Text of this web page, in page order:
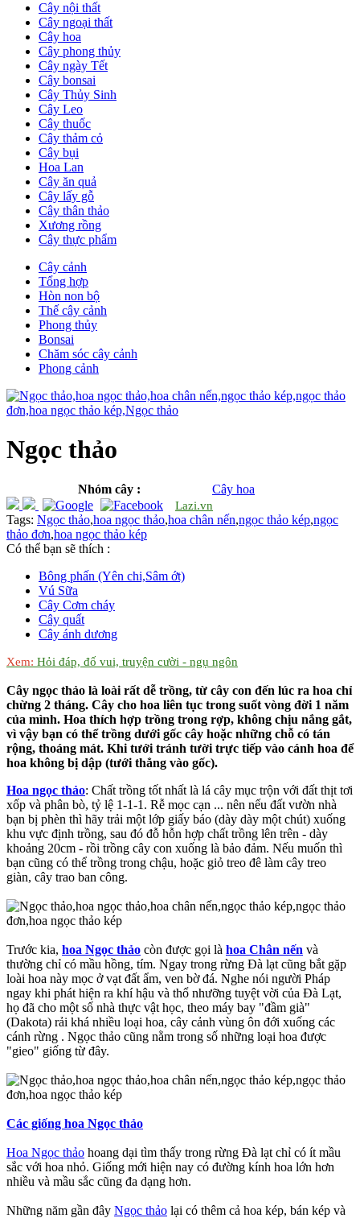
Cây nội thất
Cây ngoại thất
Cây hoa
Cây phong thủy
Cây ngày Tết
Cây bonsai
Cây Thủy Sinh
Cây Leo
Cây thuốc
Cây thảm cỏ
Cây bụi
Hoa Lan
Cây ăn quả
Cây lấy gỗ
Cây thân thảo
Xương rồng
Cây thực phẩm
Cây cảnh
Tổng hợp
Hòn non bộ
Thế cây cảnh
Phong thủy
Bonsai
Chăm sóc cây cảnh
Phong cảnh
Ngọc thảo
Nhóm cây : Cây hoa
Lazi.vn
Tags: Ngọc thảo,hoa ngọc thảo,hoa chân nến,ngọc thảo kép,ngọc
thảo đơn,hoa ngọc thảo kép
Có thể bạn sẽ thích :
Bông phấn (Yên chi,Sâm ớt)
Vú Sữa
Cây Cơm cháy
Cây quất
Cây ánh dương
Xem: Hỏi đáp, đố vui, truyện cười - ngụ ngôn
Cây ngọc thảo là loài rất dễ trồng, từ cây con đến lúc ra hoa chỉ
chừng 2 tháng. Cây cho hoa liên tục trong suốt vòng đời 1 năm
của mình. Hoa thích hợp trồng trong rợp, không chịu nắng gắt,
vì vậy bạn có thể trồng dưới gốc cây hoặc những chỗ có tán
rộng, thoáng mát. Khi tưới tránh tười trực tiếp vào cánh hoa để
hoa không bị dập (tưới thẳng vào gốc).
Hoa ngọc thảo: Chất trồng tốt nhất là lá cây mục trộn với đất thịt tơi
xốp và phân bò, tỷ lệ 1-1-1. Rễ mọc cạn ... nên nếu đất vườn nhà
bạn bị phèn thì hãy trải một lớp giấy báo (dày dày một chút) xuống
khu vực định trồng, sau đó đỗ hỗn hợp chất trồng lên trên - dày
khoảng 20cm - rồi trồng cây con xuống là bảo đảm. Nếu muốn thì
bạn cũng có thể trồng trong chậu, hoặc giỏ treo đê làm cây treo
giàn, cây trao ban công.
Trước kia, hoa Ngọc thảo còn được gọi là hoa Chân nến và
thường chỉ có mầu hồng, tím. Ngay trong rừng Đà lạt cũng bắt gặp
loài hoa này mọc ở vạt đất ẩm, ven bờ đá. Nghe nói người Pháp
ngay khi phát hiện ra khí hậu và thổ nhưỡng tuyệt vời của Đà Lạt,
họ đã cho một số nhà thực vật học, theo máy bay "đầm già"
(Dakota) rải khá nhiều loại hoa, cây cảnh vùng ôn đới xuống các
cánh rừng . Ngọc thảo cũng nằm trong số những loại hoa được
"gieo" giống từ đây.
Các giống hoa Ngọc thảo
Hoa Ngọc thảo hoang dại tìm thấy trong rừng Đà lạt chỉ có ít mầu
sắc với hoa nhỏ. Giống mới hiện nay có đường kính hoa lớn hơn
nhiều và mầu sắc cũng đa dạng hơn.
Những năm gần đây Ngọc thảo lại có thêm cả hoa kép, bán kép và